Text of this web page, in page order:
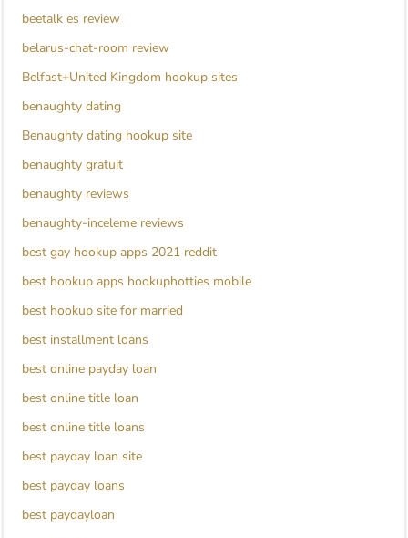
beetalk es review
belarus-chat-room review
Belfast+United Kingdom hookup sites
benaughty dating
Benaughty dating hookup site
benaughty gratuit
benaughty reviews
benaughty-inceleme reviews
best gay hookup apps 2021 reddit
best hookup apps hookuphotties mobile
best hookup site for married
best installment loans
best online payday loan
best online title loan
best online title loans
best payday loan site
best payday loans
best paydayloan